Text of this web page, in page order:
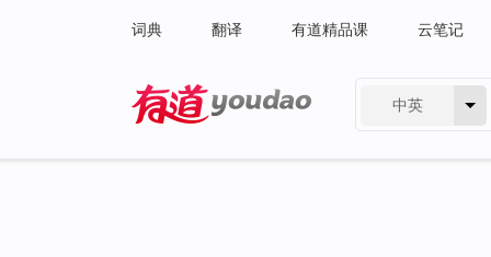
词典 翻译 有道精品课 云笔记
中英